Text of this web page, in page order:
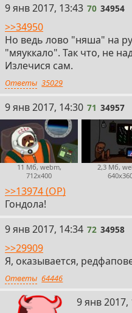
70
9 янв 2017, 13:43 70 34954
>>34950
Но ведь лово "няша" на
"мяуккало". Так что, не
Излечися сам.
Ответы 35029
71
9 янв 2017, 14:30 71 34957
11 Мб, webm,
712x400
2,3 Мб,
>>13974 (OP)
Гондола!
72
9 янв 2017, 14:34 72 34958
>>29909
Я, оказывается,
Ответы 64446
73
9 янв 2017,